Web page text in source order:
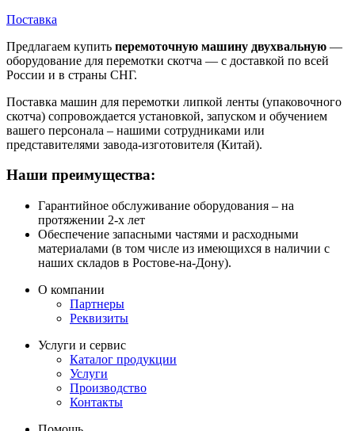
Поставка
Предлагаем купить перемоточную машину двухвальную —
оборудование для перемотки скотча — с доставкой по всей
России и в страны СНГ.
Поставка машин для перемотки липкой ленты (упаковочного
скотча) сопровождается установкой, запуском и обучением
вашего персонала – нашими сотрудниками или
представителями завода-изготовителя (Китай).
Наши преимущества:
Гарантийное обслуживание оборудования – на
протяжении 2-х лет
Обеспечение запасными частями и расходными
материалами (в том числе из имеющихся в наличии с
наших складов в Ростове-на-Дону).
О компании
Партнеры
Реквизиты
Услуги и сервис
Каталог продукции
Услуги
Производство
Контакты